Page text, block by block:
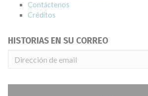
Contáctenos
Créditos
HISTORIAS EN SU CORREO